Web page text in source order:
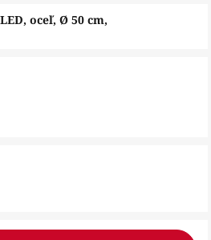
oceľ, Ø 50 cm,